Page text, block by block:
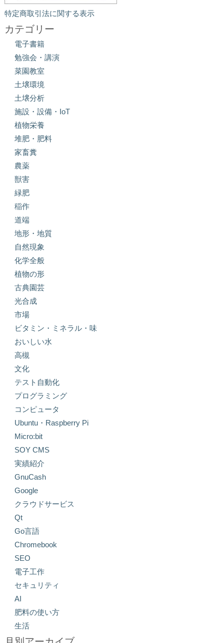
特定商取引法に関する表示
カテゴリー
電子書籍
勉強会・講演
菜園教室
土壌環境
土壌分析
施設・設備・IoT
植物栄養
堆肥・肥料
家畜糞
農薬
獣害
緑肥
稲作
道端
地形・地質
自然現象
化学全般
植物の形
古典園芸
光合成
市場
ビタミン・ミネラル・味
おいしい水
高槻
文化
テスト自動化
プログラミング
コンピュータ
Ubuntu・Raspberry Pi
Micro:bit
SOY CMS
実績紹介
GnuCash
Google
クラウドサービス
Qt
Go言語
Chromebook
SEO
電子工作
セキュリティ
AI
肥料の使い方
生活